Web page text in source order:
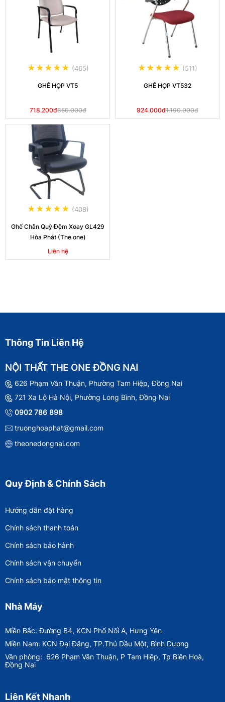
(465)
GHẾ HỌP VT5
718.200đ850.000đ
(511)
GHẾ HỌP VT532
924.000đ1.190.000đ
(408)
Ghế Chân Quỳ Đệm Xoay GL429
Hòa Phát (The one)
Liên hệ
Thông Tin Liên Hệ
NỘI THẤT THE ONE ĐỒNG NAI
626 Phạm Văn Thuận, Phường Tam Hiệp, Đồng Nai
721 Xa Lộ Hà Nội, Phường Long Bình, Đồng Nai
0902 786 898
truonghoaphat@gmail.com
theonedongnai.com
Quy Định & Chính Sách
Hướng dẫn đặt hàng
Chính sách thanh toán
Chính sách bảo hành
Chính sách vận chuyển
Chính sách bảo mật thông tin
Nhà Máy
Miền Bắc: Đường B4, KCN Phố Nối A, Hưng Yên
Miền Nam: KCN Đại Đăng, TP.Thủ Dầu Một, Bình Dương
Văn phòng: 626 Phạm Văn Thuận, P Tam Hiệp, Tp Biên Hoà,
Đồng Nai
Liên Kết Nhanh